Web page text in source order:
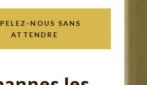
NOUS SANS
ATTENDRE